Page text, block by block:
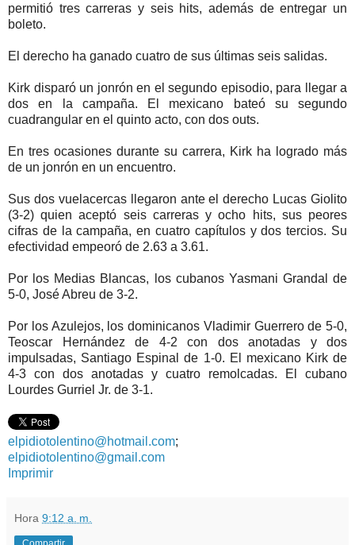
permitió tres carreras y seis hits, además de entregar un
boleto.
El derecho ha ganado cuatro de sus últimas seis salidas.
Kirk disparó un jonrón en el segundo episodio, para llegar a
dos en la campaña. El mexicano bateó su segundo
cuadrangular en el quinto acto, con dos outs.
En tres ocasiones durante su carrera, Kirk ha logrado más
de un jonrón en un encuentro.
Sus dos vuelacercas llegaron ante el derecho Lucas Giolito
(3-2) quien aceptó seis carreras y ocho hits, sus peores
cifras de la campaña, en cuatro capítulos y dos tercios. Su
efectividad empeoró de 2.63 a 3.61.
Por los Medias Blancas, los cubanos Yasmani Grandal de
5-0, José Abreu de 3-2.
Por los Azulejos, los dominicanos Vladimir Guerrero de 5-0,
Teoscar Hernández de 4-2 con dos anotadas y dos
impulsadas, Santiago Espinal de 1-0. El mexicano Kirk de
4-3 con dos anotadas y cuatro remolcadas. El cubano
Lourdes Gurriel Jr. de 3-1.
elpidiotolentino@hotmail.com;
elpidiotolentino@gmail.com
Imprimir
Hora 9:12 a. m.